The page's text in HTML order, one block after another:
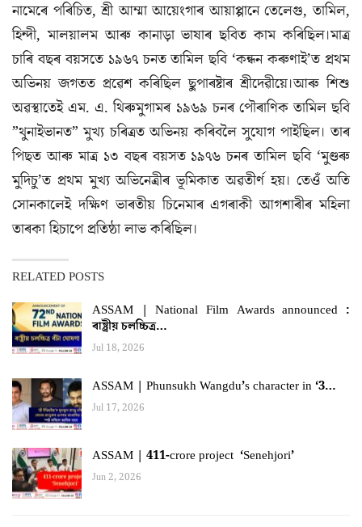
নামেৰে পৰিচিত, শ্ৰী আম্মা আয়েংগাৰ আয়াপ্পানে তেলেগু, তামিল,
হিন্দী, মালয়ালম আৰু কানাড়া ভাষাৰ ছবিত কাম কৰিছিল।মাত্ৰ
চাৰি বছৰ বয়সতে ১৯৬৭ চনত তামিল ছবি ‘কন্ধন কৰুণাই’ত প্ৰথম
অভিনয় জগতত প্ৰৱেশ কৰিছিল ছুপাৰষ্টাৰ শ্ৰীদেৱীয়ে।আৰু শিশু
অৱস্থাতেই এম. এ. থিৰুমুগামৰ ১৯৬৯ চনৰ পৌৰাণিক তামিল ছবি
”থুনাইভানত” মুখ্য চৰিত্ৰত অভিনয় কৰিবলৈ সুযোগ পাইছিল। তাৰ
পিছত আৰু মাত্ৰ ১৩ বছৰ বয়সত ১৯৭৬ চনৰ তামিল ছবি ‘মুণ্ডৰু
মুদিচু’ত প্ৰথম মুখ্য অভিনেত্ৰীৰ ভূমিকাত অৱতীৰ্ণ হয়। তেওঁ অতি
সোনকালেই দক্ষিণ ভাৰতীয় চিনেমাৰ এগৰাকী আগশাৰীৰ মহিলা
তাৰকা হিচাপে প্ৰতিষ্ঠা লাভ কৰিছিল।
RELATED POSTS
ASSAM | National Film Awards announced :
ৰাষ্ট্ৰীয় চলচ্চিত্ৰ…
Jul 18, 2026
ASSAM | Phunsukh Wangdu’s character in ‘3…
Jul 17, 2026
ASSAM | 411-crore project ‘Senehjori’
Jun 2, 2026